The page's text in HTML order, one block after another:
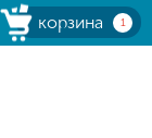
корзина 1